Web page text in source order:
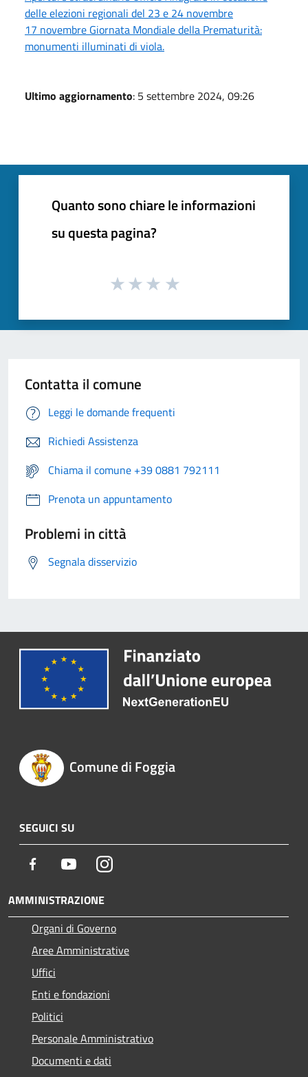
delle elezioni regionali del 23 e 24 novembre
17 novembre Giornata Mondiale della Prematurità:
monumenti illuminati di viola.
Ultimo aggiornamento: 5 settembre 2024, 09:26
Quanto sono chiare le informazioni
su questa pagina?
Contatta il comune
Leggi le domande frequenti
Richiedi Assistenza
Chiama il comune +39 0881 792111
Prenota un appuntamento
Problemi in città
Segnala disservizio
Comune di Foggia
SEGUICI SU
Facebook YoutubeInstagram
AMMINISTRAZIONE
Organi di Governo
Aree Amministrative
Uffici
Enti e fondazioni
Politici
Personale Amministrativo
Documenti e dati